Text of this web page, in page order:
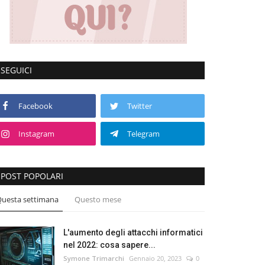
SEGUICI
Facebook Twitter
Instagram Telegram
POST POPOLARI
settimana Questo mese
L'aumento degli attacchi informatici
nel 2022: cosa sapere...
Symone Trimarchi Gennaio 20, 2023 0